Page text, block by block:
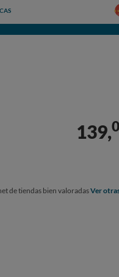
139,
de tiendas bien valoradasVer